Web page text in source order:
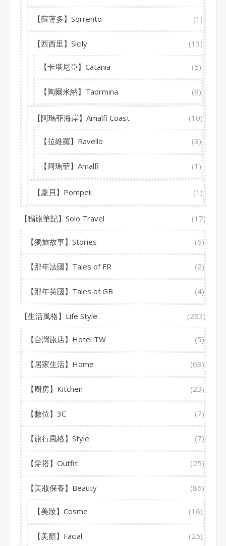
【蘇蓮多】Sorrento (1)
【西西里】Sicily (13)
【卡塔尼亞】Catania (5)
【陶爾米納】Taormina (8)
【阿瑪菲海岸】Amalfi Coast (10)
【拉維羅】Ravello (3)
【阿瑪菲】Amalfi (1)
【龐貝】Pompeii (1)
【獨旅筆記】Solo Travel (17)
【獨旅故事】Stories (6)
【那年法國】Tales of FR (2)
【那年英國】Tales of GB (4)
【生活風格】Life Style (263)
【台灣旅店】Hotel TW (5)
【居家生活】Home (63)
【廚房】Kitchen (23)
【數位】3C (7)
【旅行風格】Style (7)
【穿搭】Outfit (25)
【美妝保養】Beauty (86)
【美妝】Cosme (16)
【美顏】Facial (25)